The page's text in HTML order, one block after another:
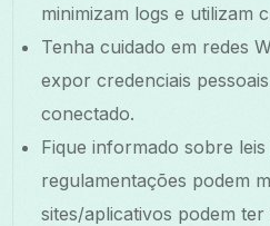
minimizam logs e utilizam
Tenha cuidado em redes
expor credenciais
conectado.
Fique informado sobre
regulamentações podem
sites/aplicativos podem